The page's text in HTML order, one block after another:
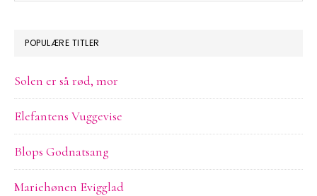
POPULÆRE TITLER
Solen er så rød, mor
Elefantens Vuggevise
Blops Godnatsang
Mariehønen Evigglad